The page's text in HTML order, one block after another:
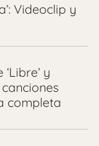
Videoclip y
y
completa